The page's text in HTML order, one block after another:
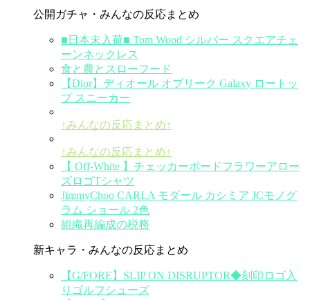
公開ガチャ・みんなの反応まとめ
■日本未入荷■ Tom Wood シルバー スクエアチェ
ーンネックレス
食と農とスローフード
【Dior】ディオール オブリーク Galaxy ロートッ
プ スニーカー
↑みんなの反応まとめ↑
↑みんなの反応まとめ↑
【 Off-White 】チェッカーボードフラワーアロー
ズロゴTシャツ
JimmyChoo CARLA モダール カシミア JCモノグ
ラム ショール 2色
組織再編成の税務
新キャラ・みんなの反応まとめ
【G/FORE】SLIP ON DISRUPTOR◆刻印ロゴ入
りゴルフシューズ